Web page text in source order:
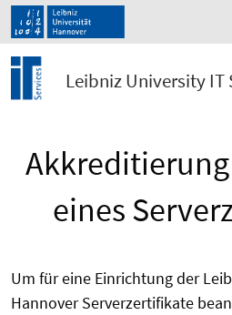
Leibniz University IT
eines
Um für eine Einrichtung der
Hannover Serverzertifikate